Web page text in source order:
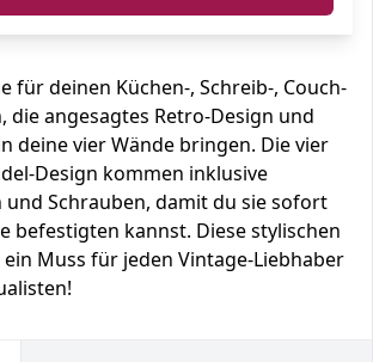
für deinen Küchen-, Schreib-, Couch-
die angesagtes Retro-Design und
deine vier Wände bringen. Die vier
Design kommen inklusive
und Schrauben, damit du sie sofort
befestigten kannst. Diese stylischen
Muss für jeden Vintage-Liebhaber